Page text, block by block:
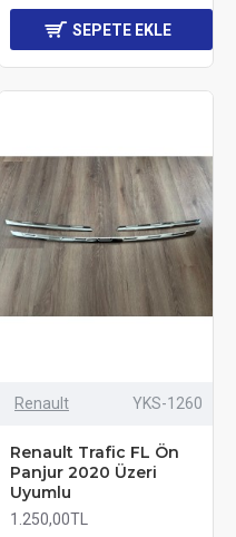
SEPETE EKLE
Renault YKS-1260
Renault Trafic FL Ön
Panjur 2020 Üzeri
Uyumlu
1.250,00TL